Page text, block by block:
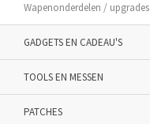
Wapenonderdelen / upgrades
GADGETS EN CADEAU'S
TOOLS EN MESSEN
PATCHES